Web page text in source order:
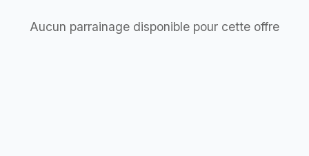
Aucun parrainage disponible pour cette offre